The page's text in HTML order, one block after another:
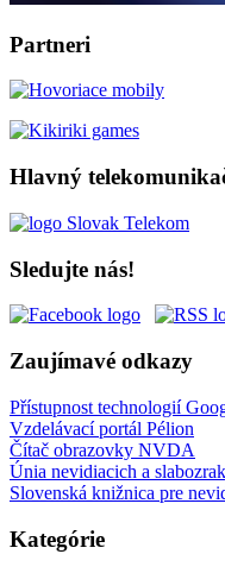
Partneri
Hlavný
Sledujte nás!
Zaujímavé odkazy
Přístupnost technologií
Vzdelávací portál Pélion
Čítač obrazovky NVDA
Únia nevidiacich a
Slovenská knižnica pre
Kategórie